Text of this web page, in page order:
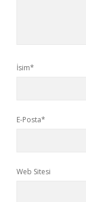
İsim*
E-Posta*
Web Sitesi